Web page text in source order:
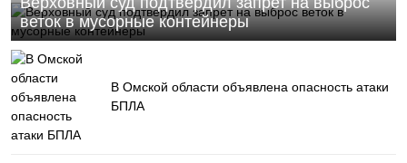
веток в мусорные контейнеры
В Омской области объявлена опасность атаки
БПЛА